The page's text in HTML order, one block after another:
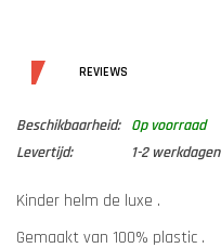
DETAILSREVIEWS
Beschikbaarheid:
Op voorraad
Levertijd:
1-2 werkdagen
Kinder helm de luxe .
Gemaakt van 100% plastic .